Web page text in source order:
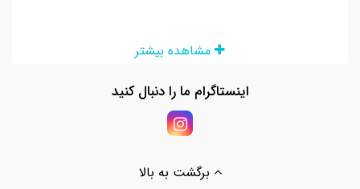
تقریباً همه ما در هنگام خرید قاب گوشی دخترانه و یا قاب
دنبال یافتن بهترین قاب برای گوشی های خود بوده ایم. با توجه
به اینکه قیمت های گوشی روز به روز افزایش پیدا می کند
اهمیت وجود قاب حس می ‌شود و برای محافظت بیشتر از بدنه
امروزه گوشی ها نسبت به گذشته ظریف تر شده و به همین دلیل
مشاهده بیشتر
اینستاگرام ما را دنبال کنید
برگشت به بالا